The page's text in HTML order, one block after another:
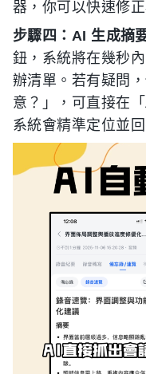
器，你可以快速修
步驟四：AI 生成摘
鈕，系統將在幾秒
辦清單。若有疑問
意？」，可直接在
系統會精準定位並回